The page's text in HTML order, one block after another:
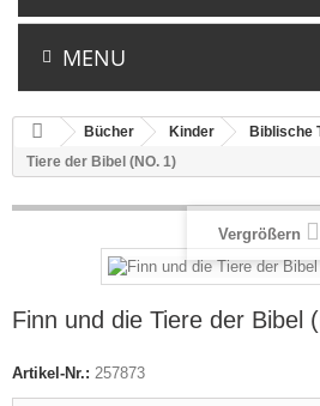
MENU
Bücher Kinder Biblische
Tiere der Bibel (NO. 1)
Vergrößern
Finn und die Tiere der Bibel
Artikel-Nr.: 257873